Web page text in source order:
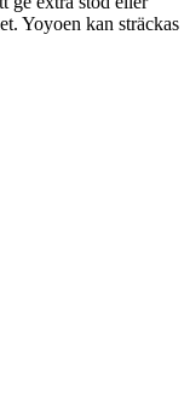
Yoyoen kan sträckas